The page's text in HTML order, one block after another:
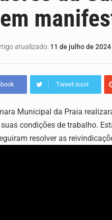
agrícola arrancou de
esta segunda-feira a
de Cabo Verde
LPA e Você,
Ambiental Terrimar
da Ribeira das Patas, em
de Saúde do Porto
atualizado: 11 de julho de 2024
Tweet isso!
Municipal da Praia
condições de trabalho.
resolver as